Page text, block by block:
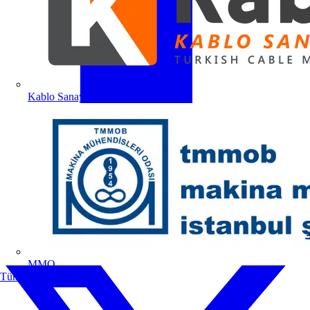
Kablo Sanayicileri Derneği
MMO
Tüm ortaklar